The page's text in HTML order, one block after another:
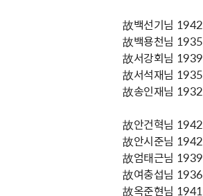
故백선기님
故백용천님
故서강회님
故서석재님
故송인재님
故안건혁님
故안시준님
故엄태근님
故여충섭님
故옥준현님